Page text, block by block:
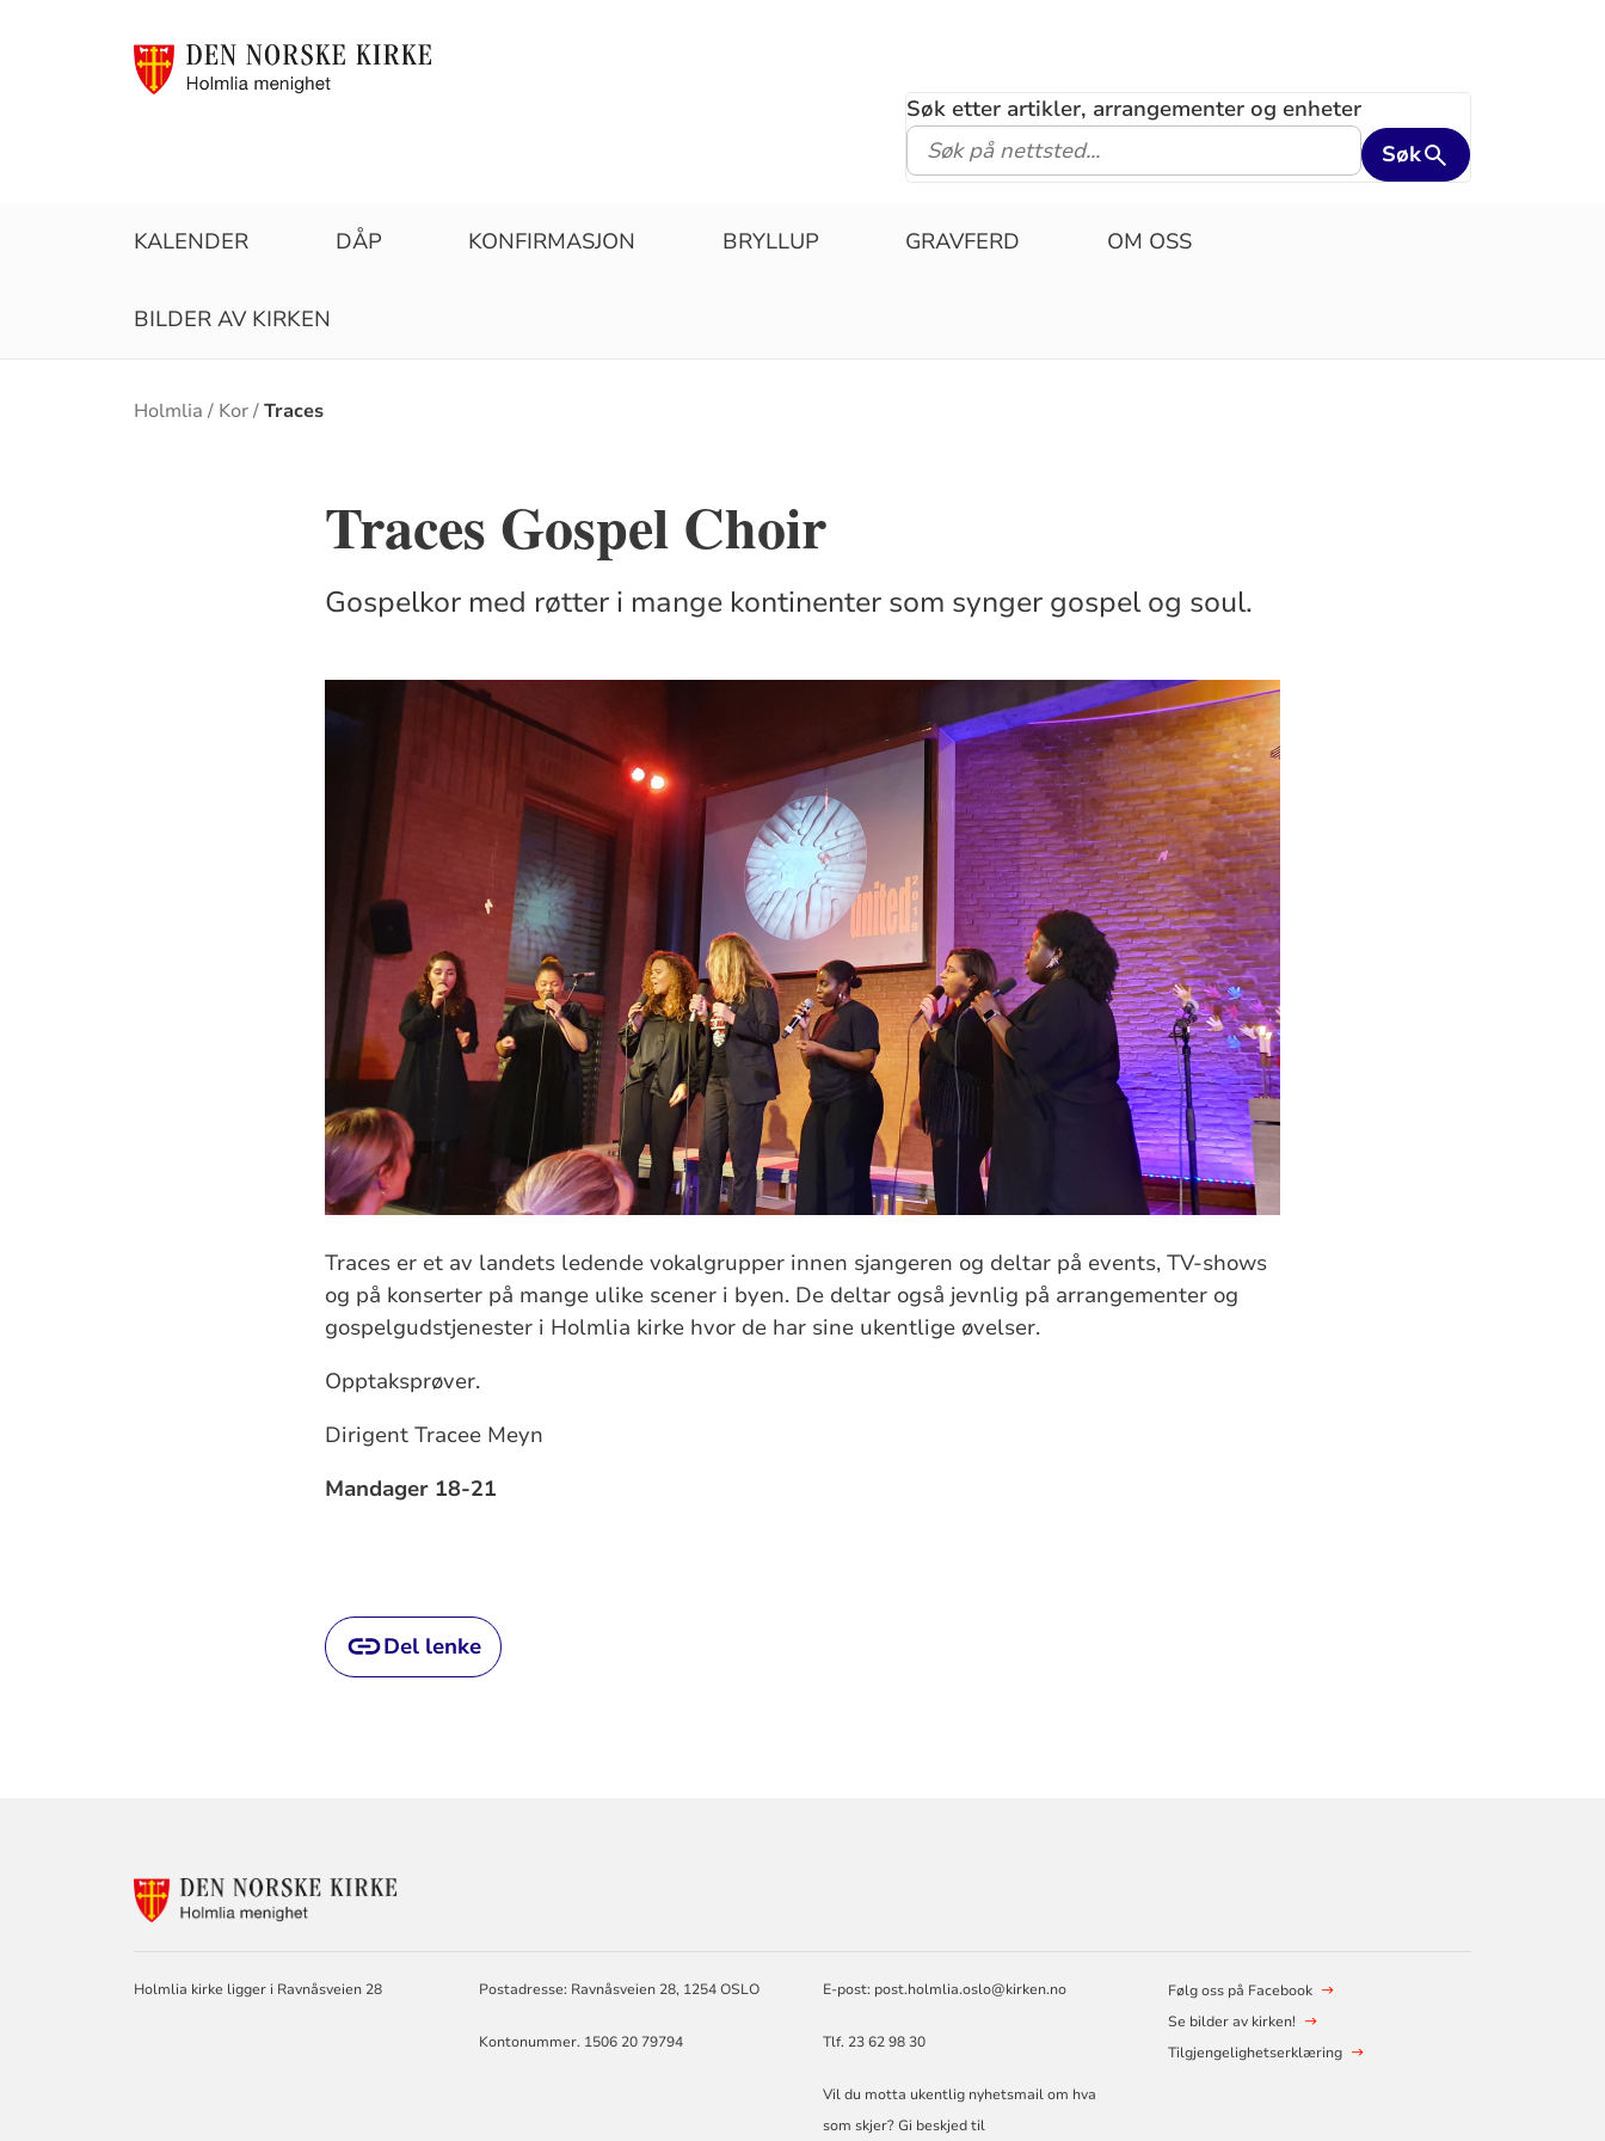
Søk etter artikler, arrangementer og enheter
Søk
KALENDER DÅP KONFIRMASJON BRYLLUP GRAVFERD OM OSS
BILDER AV KIRKEN
Brødsmulesti
Holmlia Kor Traces
Traces Gospel Choir
Gospelkor med røtter i mange kontinenter som synger gospel og soul.
Traces er et av landets ledende vokalgrupper innen sjangeren og deltar på events, TV-shows
og på konserter på mange ulike scener i byen. De deltar også jevnlig på arrangementer og
gospelgudstjenester i Holmlia kirke hvor de har sine ukentlige øvelser.
Opptaksprøver.
Dirigent Tracee Meyn
Mandager 18-21
Del lenke
KONTAKTINFORMASJON
Holmlia kirke ligger i Ravnåsveien 28 Postadresse: Ravnåsveien 28, 1254 OSLO
Kontonummer. 1506 20 79794
E-post: post.holmlia.oslo@kirken.no
Tlf. 23 62 98 30
Vil du motta ukentlig nyhetsmail om hva
som skjer? Gi beskjed til
Følg oss på Facebook
Se bilder av kirken!
Tilgjengelighetserklæring